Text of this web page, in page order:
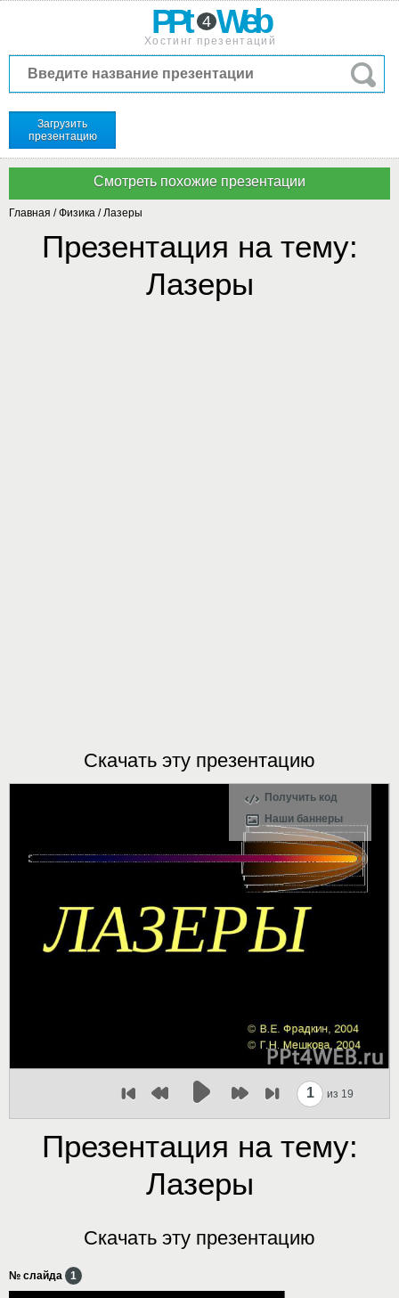
PPt 4 Web
Хостинг презентаций
Загрузить
презентацию
Главная /Физика /Лазеры
Презентация на тему:
Лазеры
Скачать эту презентацию
Получить код
Наши баннеры
1 из 19
Презентация на тему:
Лазеры
Скачать эту презентацию
№ слайда 1